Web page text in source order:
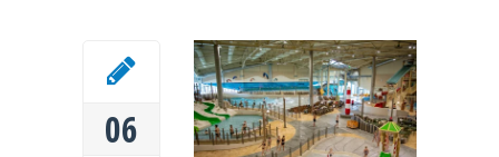
06